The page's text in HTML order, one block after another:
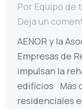
Por Equipo de
Deja un
AENOR y la
Empresas de
impulsan la
edificios Más
residenciales